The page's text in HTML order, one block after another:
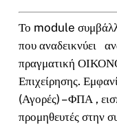
Το module
που αναδεικνύει
πραγματική
Επιχείρησης.
(Αγορές) – ΦΠΑ ,
προμηθευτές στην